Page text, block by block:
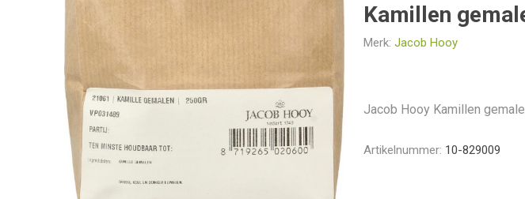
Kamillen
Merk: Jacob Hooy
Jacob Hooy Kamillen
Artikelnummer: 10-829009